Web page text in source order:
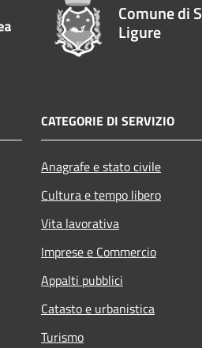
Comune di
Ligure
CATEGORIE DI SERVIZIO
Anagrafe e stato civile
Cultura e tempo libero
Vita lavorativa
Imprese e Commercio
Appalti pubblici
Catasto e urbanistica
Turismo